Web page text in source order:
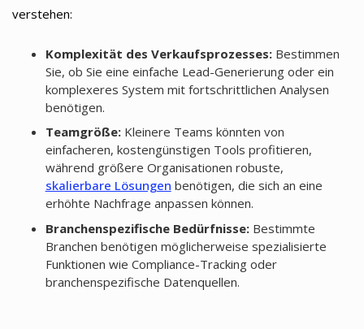
verstehen:
Komplexität des Verkaufsprozesses:Bestimmen
Sie, ob Sie eine einfache Lead-Generierung oder ein
komplexeres System mit fortschrittlichen Analysen
benötigen.
Teamgröße:Kleinere Teams könnten von
einfacheren, kostengünstigen Tools profitieren,
während größere Organisationen robuste,
skalierbare Lösungen benötigen, die sich an eine
erhöhte Nachfrage anpassen können.
Branchenspezifische Bedürfnisse:Bestimmte
Branchen benötigen möglicherweise spezialisierte
Funktionen wie Compliance-Tracking oder
branchenspezifische Datenquellen.